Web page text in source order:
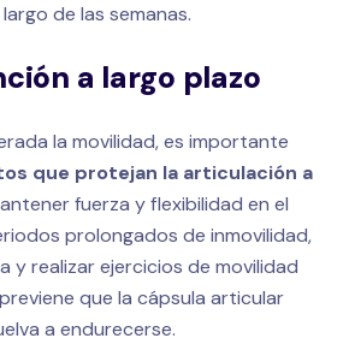
de las semanas.
a largo plazo
la movilidad, es importante
que protejan la articulación a
fuerza y flexibilidad en el
prolongados de inmovilidad,
y realizar ejercicios de movilidad
que la cápsula articular
a endurecerse.